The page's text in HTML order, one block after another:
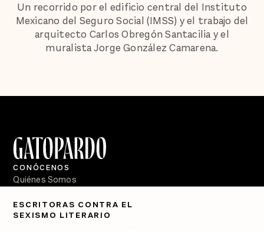
Un recorrido por el edificio central del Instituto
Mexicano del Seguro Social (IMSS) y el trabajo del
arquitecto Carlos Obregón Santacilia y el
muralista Jorge González Camarena.
ESCRITORAS CONTRA EL
SEXISMO LITERARIO
CONÓCENOS
Quiénes Somos
PÓDCASTS